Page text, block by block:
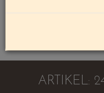
ARTIKEL: